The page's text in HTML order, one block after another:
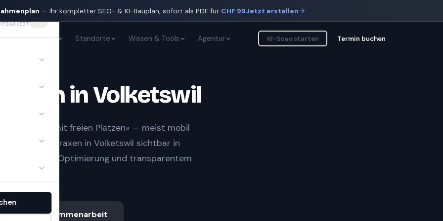
— Ihr kompletter SEO- & KI-Bauplan, sofort als PDF für CHF 99Jetzt erstellen
KI-Sichtbarkeit Standorte Wissen & Tools Agentur KI-Scan starten Termin buchen
inVolketswil
und «Arzt mit freien Plätzen» — meist mobil
Ärzte & Praxen in Volketswil sichtbar in
lokaler Optimierung und transparentem
Ablauf & Zusammenarbeit